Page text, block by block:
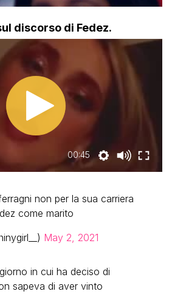
discorso di Fedez.
00:45
non per la sua carriera
come marito
May 2, 2021
in cui ha deciso di
sapeva di aver vinto